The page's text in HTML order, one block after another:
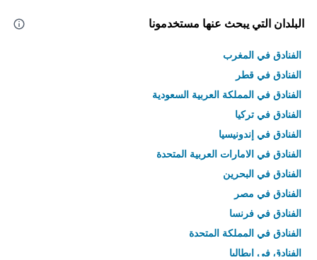
البلدان التي يبحث عنها مستخدمونا
الفنادق في المغرب
الفنادق في قطر
الفنادق في المملكة العربية السعودية
الفنادق في تركيا
الفنادق في إندونيسيا
الفنادق في الامارات العربية المتحدة
الفنادق في البحرين
الفنادق في مصر
الفنادق في فرنسا
الفنادق في المملكة المتحدة
الفنادق في إيطاليا